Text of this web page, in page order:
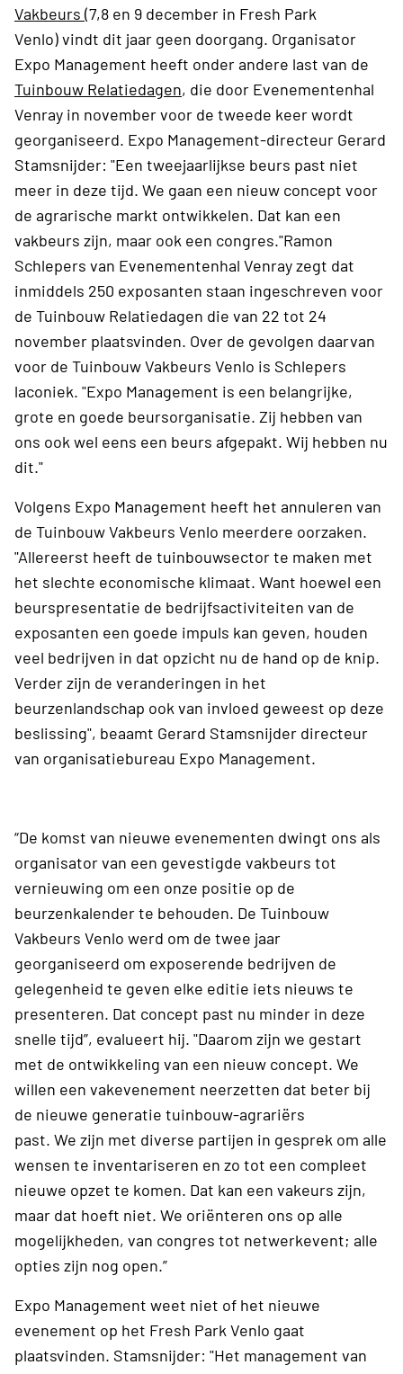
Vakbeurs (7,8 en 9 december in Fresh Park
Venlo) vindt dit jaar geen doorgang. Organisator
Expo Management heeft onder andere last van de
Tuinbouw Relatiedagen, die door Evenementenhal
Venray in november voor de tweede keer wordt
georganiseerd. Expo Management-directeur Gerard
Stamsnijder: "Een tweejaarlijkse beurs past niet
meer in deze tijd. We gaan een nieuw concept voor
de agrarische markt ontwikkelen. Dat kan een
vakbeurs zijn, maar ook een congres."Ramon
Schlepers van Evenementenhal Venray zegt dat
inmiddels 250 exposanten staan ingeschreven voor
de Tuinbouw Relatiedagen die van 22 tot 24
november plaatsvinden. Over de gevolgen daarvan
voor de Tuinbouw Vakbeurs Venlo is Schlepers
laconiek. "Expo Management is een belangrijke,
grote en goede beursorganisatie. Zij hebben van
ons ook wel eens een beurs afgepakt. Wij hebben nu
dit."
Volgens Expo Management heeft het annuleren van
de Tuinbouw Vakbeurs Venlo meerdere oorzaken.
"Allereerst heeft de tuinbouwsector te maken met
het slechte economische klimaat. Want hoewel een
beurspresentatie de bedrijfsactiviteiten van de
exposanten een goede impuls kan geven, houden
veel bedrijven in dat opzicht nu de hand op de knip.
Verder zijn de veranderingen in het
beurzenlandschap ook van invloed geweest op deze
beslissing", beaamt Gerard Stamsnijder directeur
van organisatiebureau Expo Management.
“De komst van nieuwe evenementen dwingt ons als
organisator van een gevestigde vakbeurs tot
vernieuwing om een onze positie op de
beurzenkalender te behouden. De Tuinbouw
Vakbeurs Venlo werd om de twee jaar
georganiseerd om exposerende bedrijven de
gelegenheid te geven elke editie iets nieuws te
presenteren. Dat concept past nu minder in deze
snelle tijd”, evalueert hij. "Daarom zijn we gestart
met de ontwikkeling van een nieuw concept. We
willen een vakevenement neerzetten dat beter bij
de nieuwe generatie tuinbouw-agrariërs
past. We zijn met diverse partijen in gesprek om alle
wensen te inventariseren en zo tot een compleet
nieuwe opzet te komen. Dat kan een vakeurs zijn,
maar dat hoeft niet. We oriënteren ons op alle
mogelijkheden, van congres tot netwerkevent; alle
opties zijn nog open.”
Expo Management weet niet of het nieuwe
evenement op het Fresh Park Venlo gaat
plaatsvinden. Stamsnijder: "Het management van